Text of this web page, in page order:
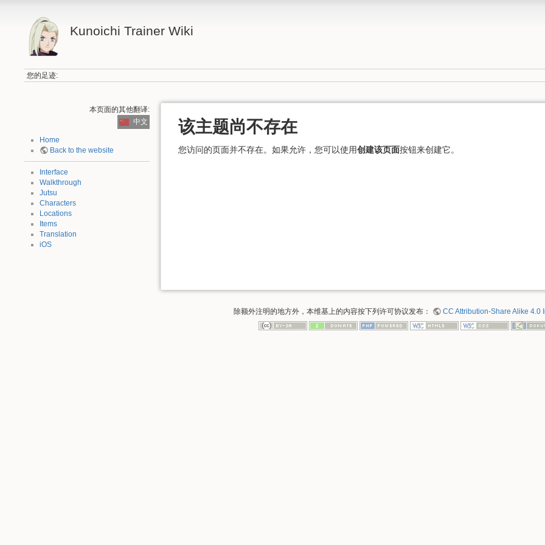
Kunoichi Trainer Wiki
您的足迹:
本页面的其他翻译:
中文
Home
Back to the website
Interface
Walkthrough
Jutsu
Characters
Locations
Items
Translation
iOS
该主题尚不存在
您访问的页面并不存在。如果允许，您可以使用创建该页面按钮来创建它。
除额外注明的地方外，本维基上的内容按下列许可协议发布： CC Attribution-Share Alike 4.0